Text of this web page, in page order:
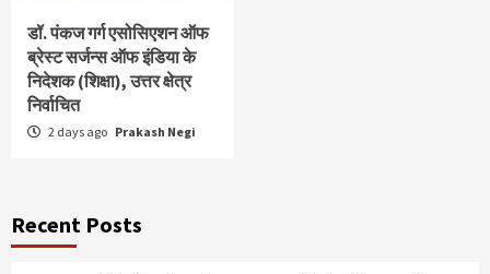
डॉ. पंकज गर्ग एसोसिएशन ऑफ
ब्रेस्ट सर्जन्स ऑफ इंडिया के
निदेशक (शिक्षा), उत्तर क्षेत्र
निर्वाचित
2 days ago Prakash Negi
Recent Posts